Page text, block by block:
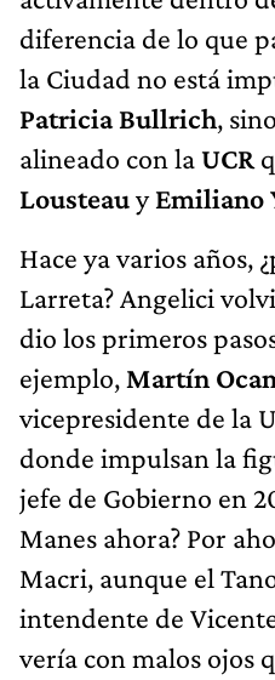
diferencia de lo que
la Ciudad no está
Patricia Bullrich,
alineado con laUCR
LousteauyEmiliano
Hace ya varios años,
Larreta? Angelici
dio los primeros
ejemplo, Martín
vicepresidente de la
donde impulsan la
jefe de Gobierno en
Manes ahora? Por
Macri, aunque el
intendente de
vería con malos ojos